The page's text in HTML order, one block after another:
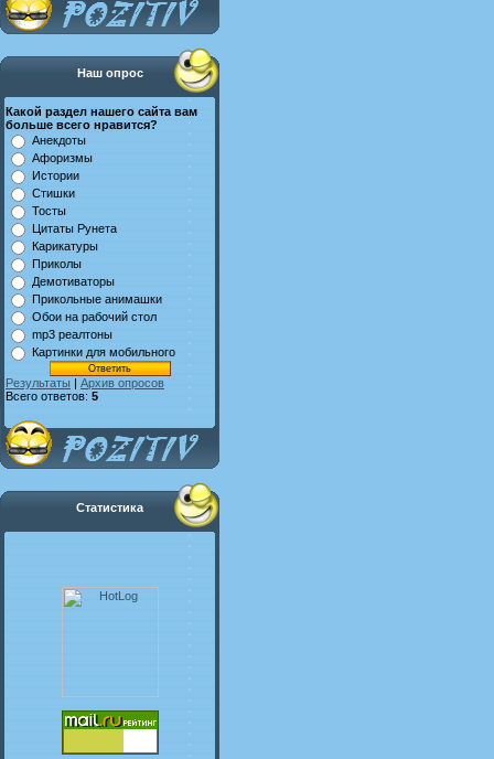
Наш опрос
Какой раздел нашего сайта вам
больше всего нравится?
Анекдоты
Афоризмы
Истории
Стишки
Тосты
Цитаты Рунета
Карикатуры
Приколы
Демотиваторы
Прикольные анимашки
Обои на рабочий стол
mp3 реалтоны
Картинки для мобильного
Результаты | Архив опросов
Всего ответов: 5
Статистика